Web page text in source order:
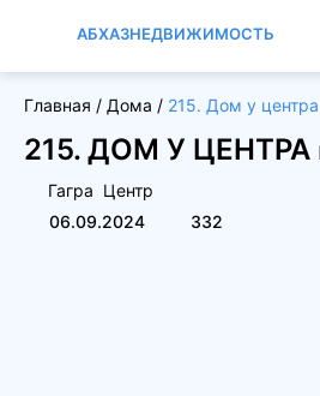
АБХАЗНЕДВИЖИМОСТЬ
Главная / Дома / 215. Дом у центра
215. ДОМ У ЦЕНТРА
Гагра Центр
06.09.2024
332